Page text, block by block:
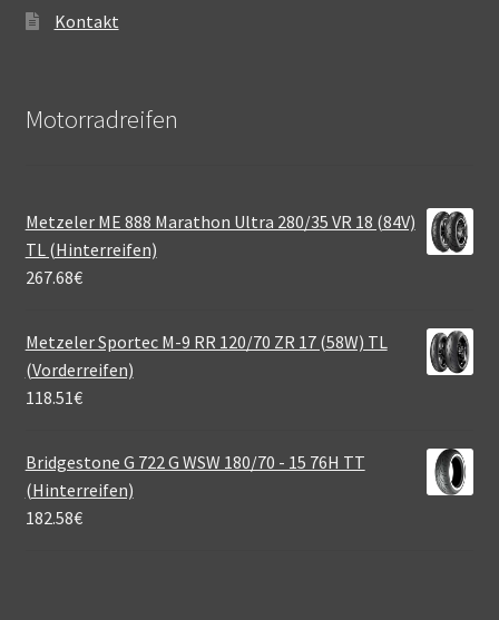
Kontakt
Motorradreifen
Metzeler ME 888 Marathon Ultra 280/35 VR 18 (84V)
TL (Hinterreifen)
267.68€
Metzeler Sportec M-9 RR 120/70 ZR 17 (58W) TL
(Vorderreifen)
118.51€
Bridgestone G 722 G WSW 180/70 - 15 76H TT
(Hinterreifen)
182.58€